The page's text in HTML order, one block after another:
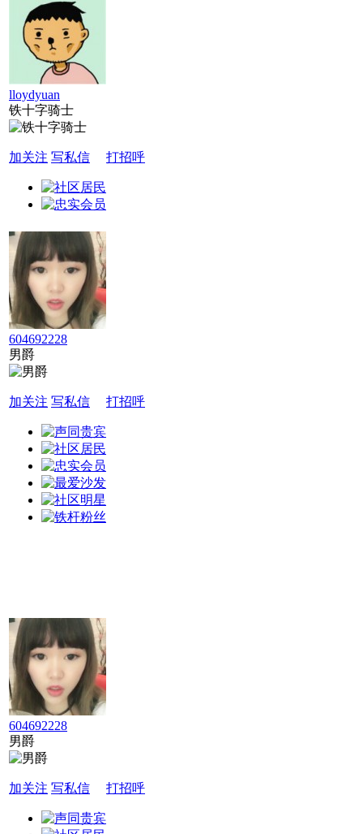
lloydyuan
铁十字骑士
加关注 写私信 打招呼
604692228
男爵
加关注 写私信 打招呼
604692228
男爵
加关注 写私信 打招呼